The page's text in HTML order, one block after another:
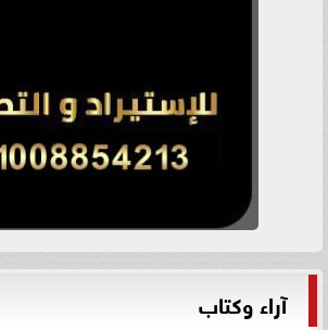
آراء وكتاب